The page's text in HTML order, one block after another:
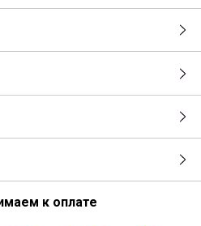
к оплате